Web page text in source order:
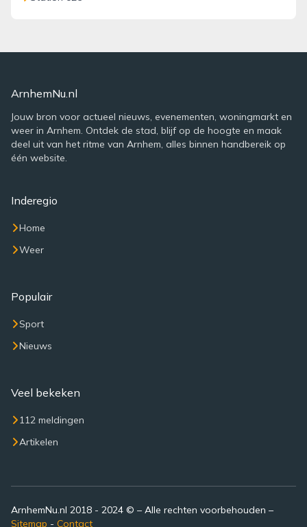
ArnhemNu.nl
Jouw bron voor actueel nieuws, evenementen, woningmarkt en
weer in Arnhem. Ontdek de stad, blijf op de hoogte en maak
deel uit van het ritme van Arnhem, alles binnen handbereik op
één website.
Inderegio
Home
Weer
Populair
Sport
Nieuws
Veel bekeken
112 meldingen
Artikelen
ArnhemNu.nl 2018 - 2024 © – Alle rechten voorbehouden –
Sitemap - Contact